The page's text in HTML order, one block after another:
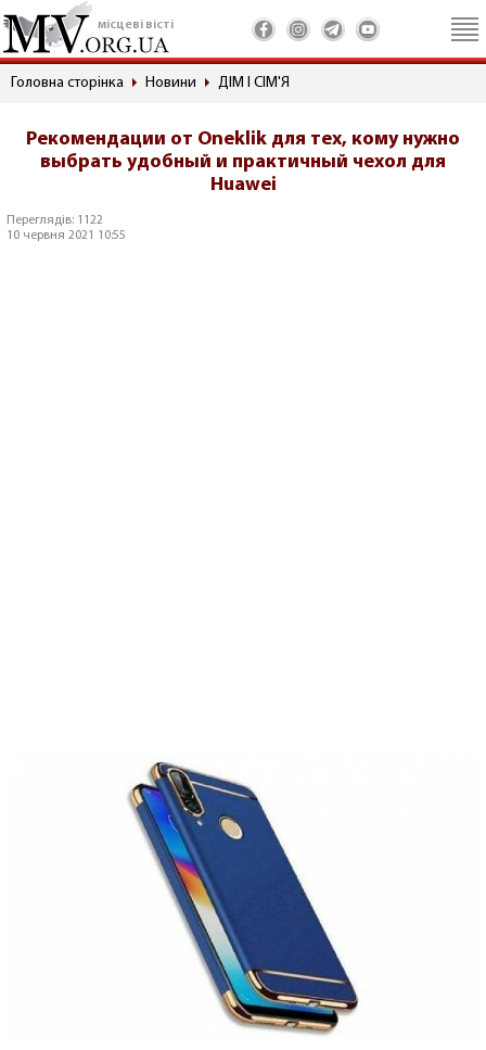
місцеві вісті
Головна сторінка Новини ДІМ І СІМ'Я
Рекомендации от Oneklik для тех, кому нужно
выбрать удобный и практичный чехол для
Huawei
Переглядів: 1122
10 червня 2021 10:55